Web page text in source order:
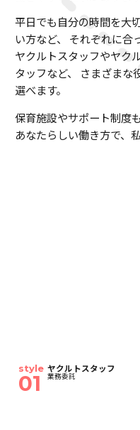
平日でも自分の時間を大
い方など、
それぞれに合
ヤクルトスタッフやヤク
タッフなど、
さまざまな
選べます。
保育施設やサポート制度
あなたらしい働き方で、
style
01
ヤクルトスタッフ
業務委託